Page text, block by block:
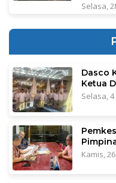
Selasa,
Dasco
Ketua
Selasa, 4
Kamis,